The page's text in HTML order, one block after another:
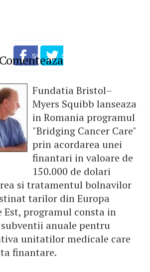
Comenteaza
Fundatia Bristol–
Myers Squibb lanseaza
in Romania programul
"Bridging Cancer Care"
prin acordarea unei
finantari in valoare de
150.000 de dolari
si tratamentul bolnavilor
tarilor din Europa
Est, programul consta in
anuale pentru
unitatilor medicale care
finantare.